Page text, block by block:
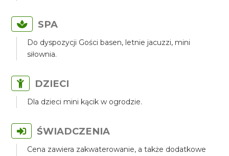
SPA
Do dyspozycji Gości basen, letnie jacuzzi, mini
siłownia.
DZIECI
Dla dzieci mini kącik w ogrodzie.
ŚWIADCZENIA
Cena zawiera zakwaterowanie, a także dodatkowe